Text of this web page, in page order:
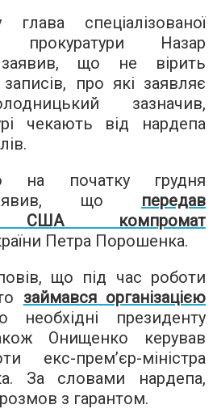
спеціалізованої
прокуратури Назар
що не вірить
про які заявляє
зазначив,
чекають від нардепа
на початку грудня
що передав
США компромат
Петра Порошенка.
що під час роботи
займався організацією
необхідні президенту
Онищенко керував
екс-прем’єр-міністра
За словами нардепа,
з гарантом.